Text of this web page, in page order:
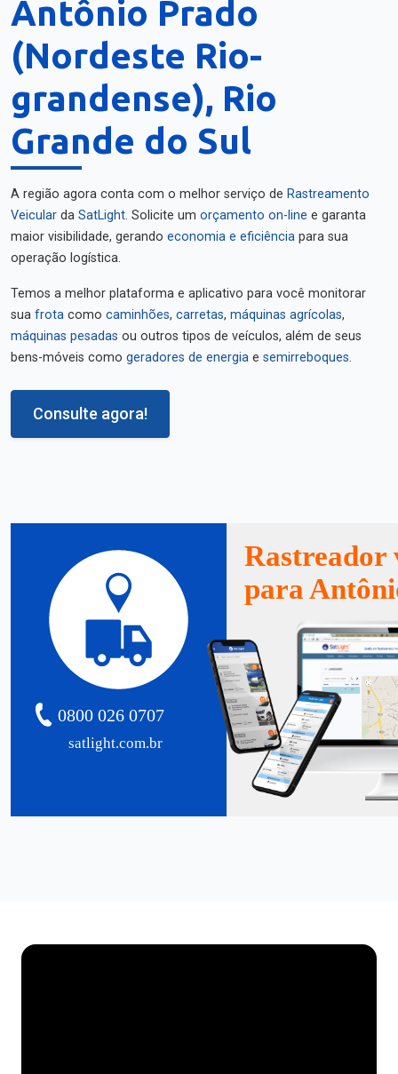
Antônio Prado
(Nordeste Rio-
grandense), Rio
Grande do Sul
A região agora conta com o melhor serviço de Rastreamento
Veicular da SatLight. Solicite um orçamento on-line e garanta
maior visibilidade, gerando economia e eficiência para sua
operação logística.
Temos a melhor plataforma e aplicativo para você monitorar
sua frota como caminhões, carretas, máquinas agrícolas,
máquinas pesadas ou outros tipos de veículos, além de seus
bens-móveis como geradores de energia e semirreboques.
Consulte agora!
satlight.com.br
0800 026 0707
Rastreador
para